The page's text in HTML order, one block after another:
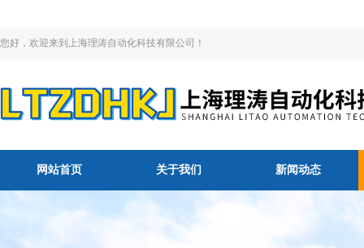
您好，欢迎来到上海理涛自动化科技有限公司！
网站首页 关于我们 新闻动态